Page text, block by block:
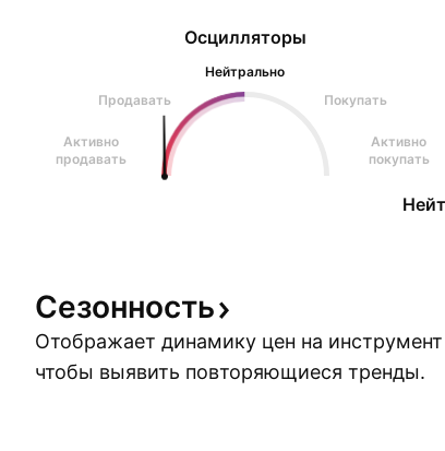
Осцилляторы
Нейтрально
Продавать
Покупать
Активно
продавать
Активно
покупать
Сезонность
Отображает динамику цен на
чтобы выявить повторяющиеся тренды.